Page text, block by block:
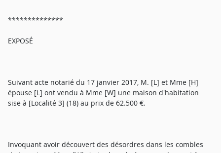
**************
EXPOSÉ
Suivant acte notarié du 17 janvier 2017, M. [L] et Mme [H]
épouse [L] ont vendu à Mme [W] une maison d'habitation
sise à [Localité 3] (18) au prix de 62.500 €.
Invoquant avoir découvert des désordres dans les combles